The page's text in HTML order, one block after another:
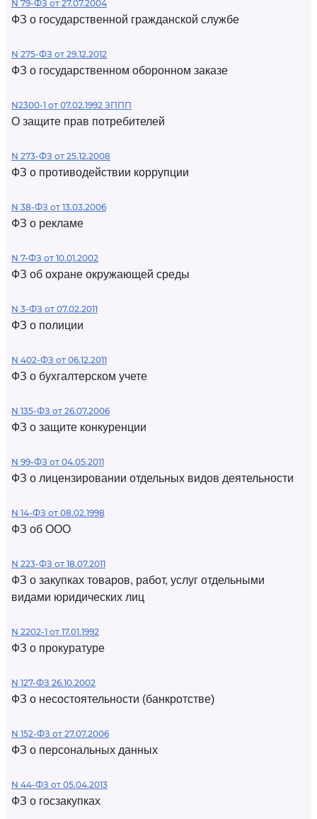
N 79-ФЗ от 27.07.2004
ФЗ о государственной гражданской службе
N 275-ФЗ от 29.12.2012
ФЗ о государственном оборонном заказе
N2300-1 от 07.02.1992 ЗППП
О защите прав потребителей
N 273-ФЗ от 25.12.2008
ФЗ о противодействии коррупции
N 38-ФЗ от 13.03.2006
ФЗ о рекламе
N 7-ФЗ от 10.01.2002
ФЗ об охране окружающей среды
N 3-ФЗ от 07.02.2011
ФЗ о полиции
N 402-ФЗ от 06.12.2011
ФЗ о бухгалтерском учете
N 135-ФЗ от 26.07.2006
ФЗ о защите конкуренции
N 99-ФЗ от 04.05.2011
ФЗ о лицензировании отдельных видов деятельности
N 14-ФЗ от 08.02.1998
ФЗ об ООО
N 223-ФЗ от 18.07.2011
ФЗ о закупках товаров, работ, услуг отдельными
видами юридических лиц
N 2202-1 от 17.01.1992
ФЗ о прокуратуре
N 127-ФЗ 26.10.2002
ФЗ о несостоятельности (банкротстве)
N 152-ФЗ от 27.07.2006
ФЗ о персональных данных
N 44-ФЗ от 05.04.2013
ФЗ о госзакупках